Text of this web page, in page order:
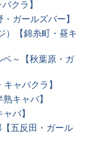
クラ】
ガールズバー】
）【錦糸町・昼キ
ベ～【秋葉原・ガ
ャバクラ】
キャバ】
バ】
【五反田・ガール